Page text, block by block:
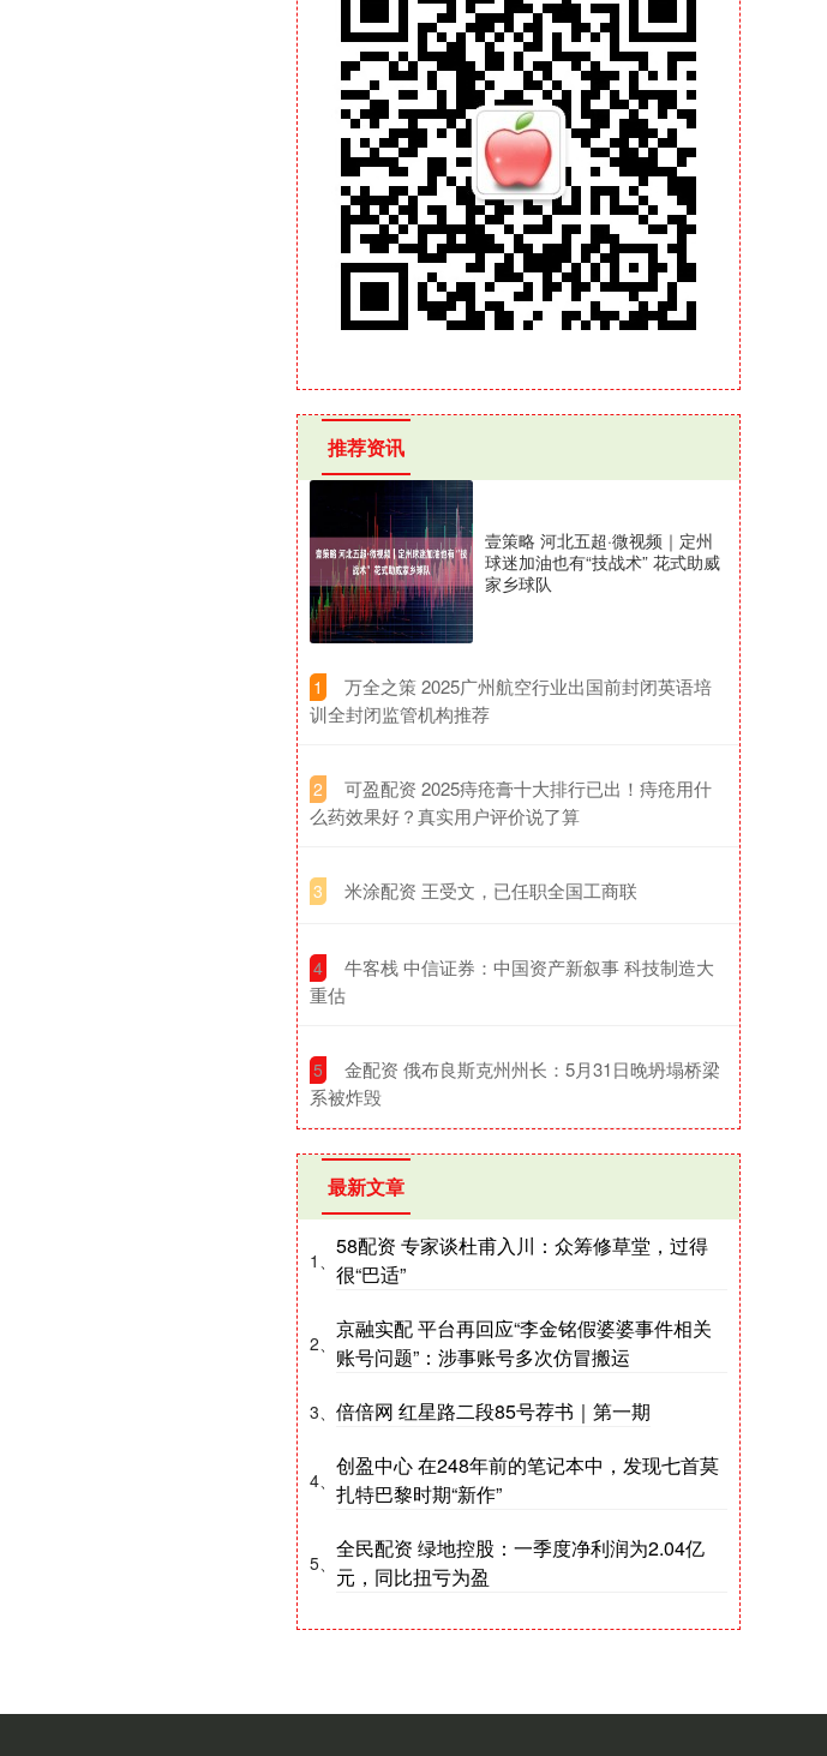
推荐资讯
壹策略 河北五超·微视频｜定州
球迷加油也有“技战术” 花式助威
家乡球队
1
​万全之策 2025广州航空行业出国前封闭英语培
训全封闭监管机构推荐
2
​可盈配资 2025痔疮膏十大排行已出！痔疮用什
么药效果好？真实用户评价说了算
3 ​米涂配资 王受文，已任职全国工商联
4
​牛客栈 中信证券：中国资产新叙事 科技制造大
重估
5
​金配资 俄布良斯克州州长：5月31日晚坍塌桥梁
系被炸毁
最新文章
1、
58配资 专家谈杜甫入川：众筹修草堂，过得
很“巴适”
2、
京融实配 平台再回应“李金铭假婆婆事件相关
账号问题”：涉事账号多次仿冒搬运
3、 倍倍网 红星路二段85号荐书｜第一期
4、
创盈中心 在248年前的笔记本中，发现七首莫
扎特巴黎时期“新作”
5、
全民配资 绿地控股：一季度净利润为2.04亿
元，同比扭亏为盈